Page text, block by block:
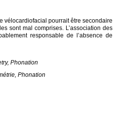
vélocardiofacial pourrait être secondaire
sont mal comprises. L’association des
responsable de l’absence de
Phonation
Phonation